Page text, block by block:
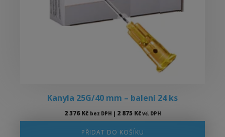
Kanyla 25G/40 mm – balení 24 ks
2 376Kč bez DPH | 2 875 Kčvč. DPH
PŘIDAT DO KOŠÍKU